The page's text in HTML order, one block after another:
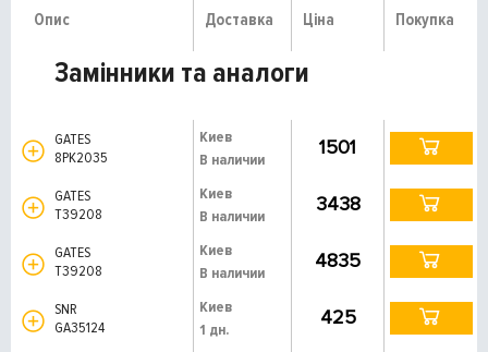
Опис Доставка Ціна Покупка
Замінники та аналоги
GATES
8PK2035
Киев
В наличии
1501
GATES
T39208
Киев
В наличии
3438
GATES
T39208
Киев
В наличии
4835
SNR
GA35124
Киев
1 дн.
425